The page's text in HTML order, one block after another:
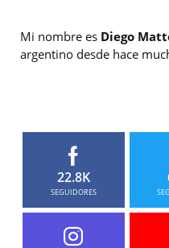
Mi nombre es Diego
argentino desde hace
22.8K
SEGUIDORES